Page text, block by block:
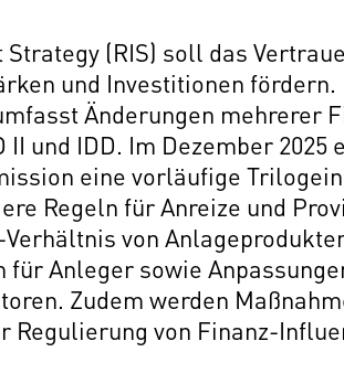
(RIS) soll das
und Investitionen fördern.
Änderungen mehrerer
II und IDD. Im Dezember 2025
eine vorläufige
Regeln für Anreize und
von
Anleger sowie
Zudem werden
Regulierung von Finanz-